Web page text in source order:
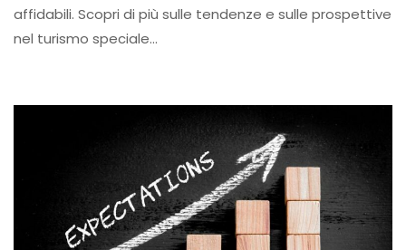
affidabili. Scopri di più sulle tendenze e sulle prospettive
nel turismo speciale…